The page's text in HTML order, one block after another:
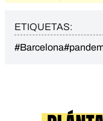
ETIQUETAS:
#Barcelona